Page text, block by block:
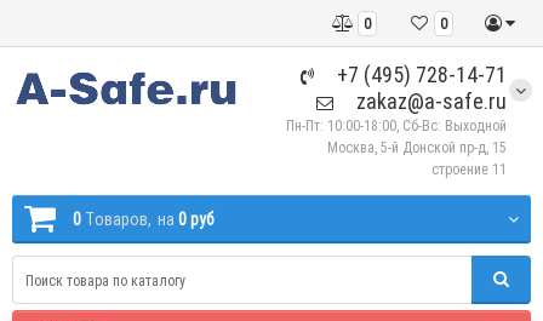
0
0
+7 (495) 728-14-71
zakaz@a-safe.ru
Пн-Пт: 10:00-18:00, Сб-Вс: Выходной
Москва, 5-й Донской пр-д, 15
строение 11
0 Tоваров, на 0 руб